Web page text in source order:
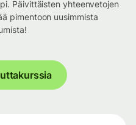
Päivittäisten yhteenvetojen
pimentoon uusimmista